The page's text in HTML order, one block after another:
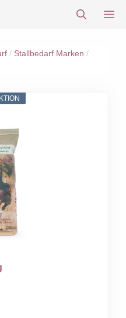
/ Stallbedarf Marken /